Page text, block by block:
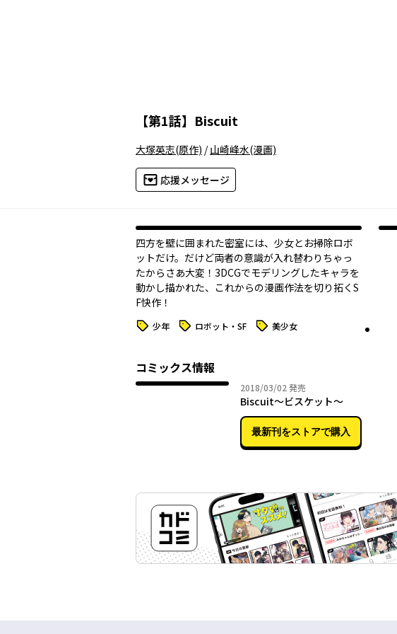
【第1話】 Biscuit
大塚英志(原作) /山崎峰水(漫画)
応援メッセージ
四方を壁に囲まれた密室には、少女とお掃除ロボ
ットだけ。だけど両者の意識が入れ替わりちゃっ
たからさあ大変！3DCGでモデリングしたキャラを
動かし描かれた、これからの漫画作法を切り拓くS
F快作！
タグ 少年 タグ ロボット・SF タグ 美少女
コミックス情報
2018/03/02 2018年03月02日
発売
Biscuit～ビスケット～
最新刊をストアで購入